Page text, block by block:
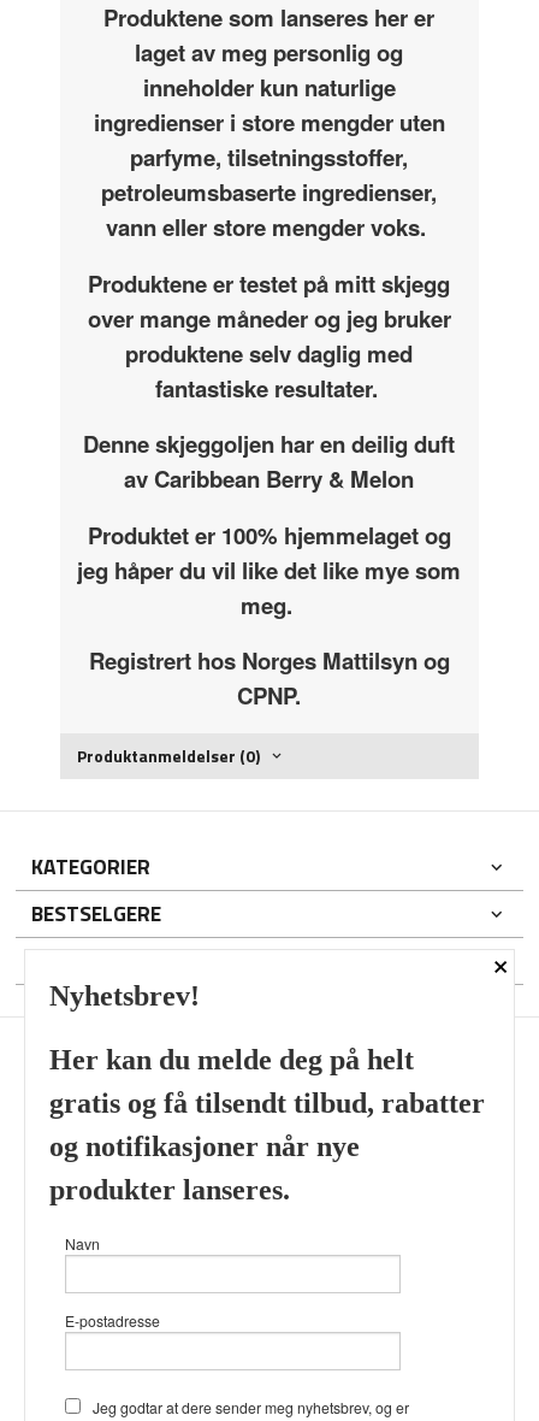
Produktene som lanseres her er
laget av meg personlig og
inneholder kun naturlige
ingredienser i store mengder uten
parfyme, tilsetningsstoffer,
petroleumsbaserte ingredienser,
vann eller store mengder voks.
Produktene er testet på mitt skjegg
over mange måneder og jeg bruker
produktene selv daglig med
fantastiske resultater.
Denne skjeggoljen har en deilig duft
av Caribbean Berry & Melon
Produktet er 100% hjemmelaget og
jeg håper du vil like det like mye som
meg.
Registrert hos Norges Mattilsyn og
CPNP.
Produktanmeldelser (0)
KATEGORIER
BESTSELGERE
DIN KONTO
Frakt Kjøpsbetingelser
Sikkerhet og personvern
Nyhetsbrev
Viking’s Perfume House & Beard Co Fløenbakken 43 A 5009
Bergen Tlf.41696407- Foretaksregisteret 933905799
du får en bedre kjøpsopplevelse og
bruker cookies hovedsaklig til å
lagre innloggingsdetaljer og huske
×
Nyhetsbrev!
Her kan du melde deg på helt
gratis og få tilsendt tilbud, rabatter
og notifikasjoner når nye
produkter lanseres.
Navn
E-postadresse
Jeg godtar at dere sender meg nyhetsbrev, og er